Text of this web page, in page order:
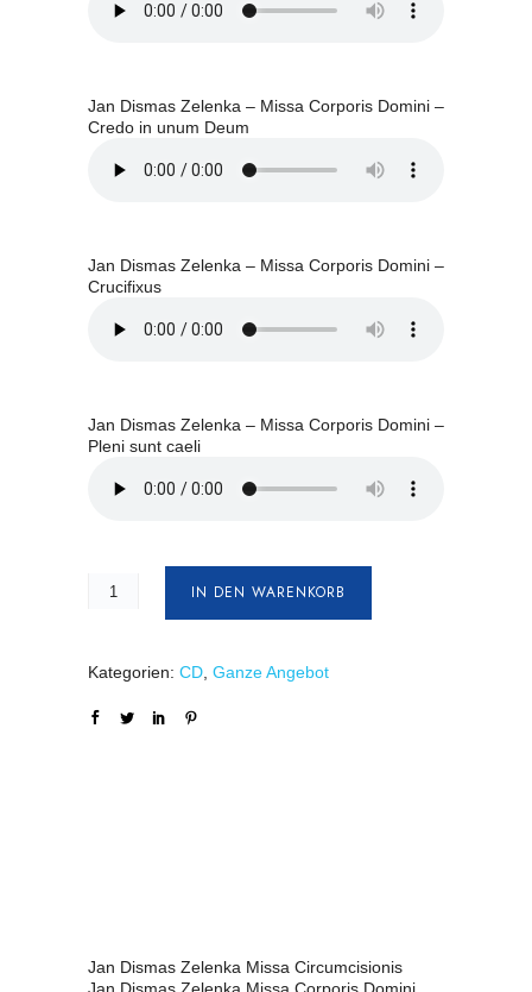
Jan Dismas Zelenka – Missa Corporis Domini –
Credo in unum Deum
Jan Dismas Zelenka – Missa Corporis Domini –
Crucifixus
Jan Dismas Zelenka – Missa Corporis Domini –
Pleni sunt caeli
IN DEN WARENKORB
Kategorien: CD Ganze Angebot
Jan Dismas Zelenka Missa Circumcisionis